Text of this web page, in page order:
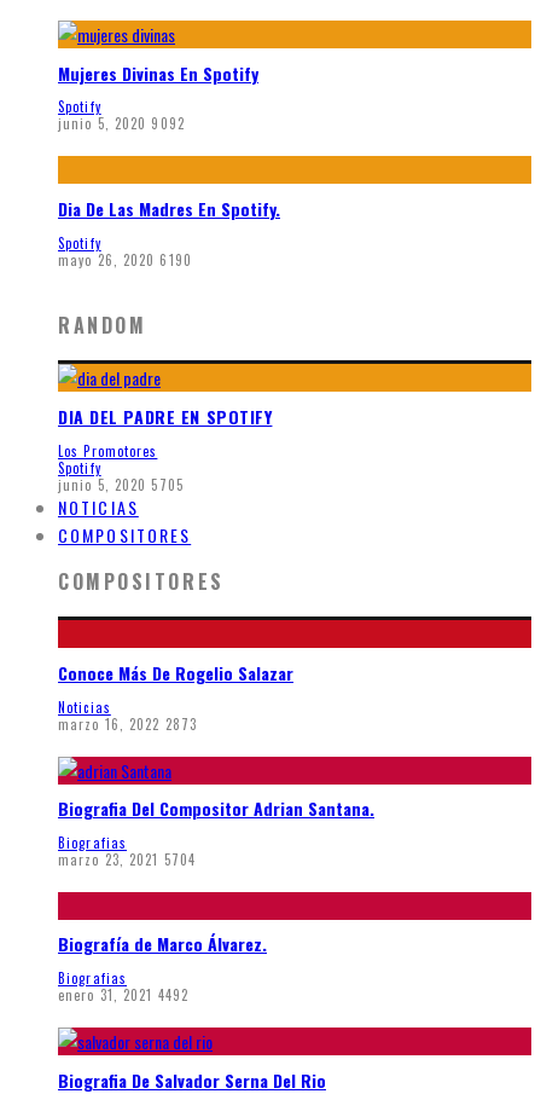
Mujeres Divinas En Spotify
Spotify
junio 5, 2020 9092
Dia De Las Madres En Spotify.
Spotify
mayo 26, 2020 6190
RANDOM
DIA DEL PADRE EN SPOTIFY
Los Promotores
Spotify
junio 5, 2020 5705
NOTICIAS
COMPOSITORES
COMPOSITORES
Conoce Más De Rogelio Salazar
Noticias
marzo 16, 2022 2873
Biografia Del Compositor Adrian Santana.
Biografias
marzo 23, 2021 5704
Biografía de Marco Álvarez.
Biografias
enero 31, 2021 4492
Biografia De Salvador Serna Del Rio